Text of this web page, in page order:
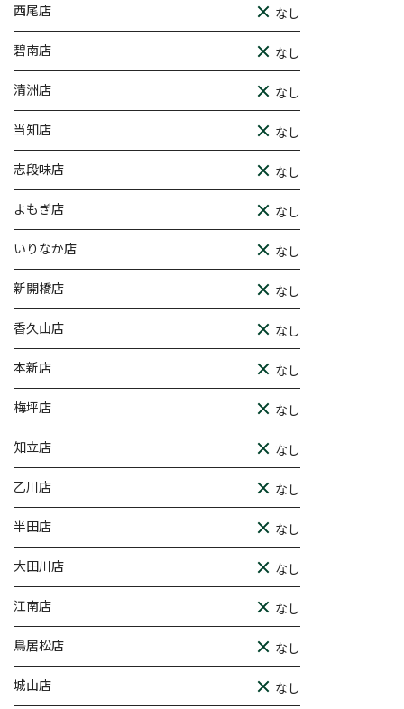
西尾店 なし
碧南店 なし
清洲店 なし
当知店 なし
志段味店 なし
よもぎ店 なし
いりなか店 なし
新開橋店 なし
香久山店 なし
本新店 なし
梅坪店 なし
知立店 なし
乙川店 なし
半田店 なし
大田川店 なし
江南店 なし
鳥居松店 なし
城山店 なし